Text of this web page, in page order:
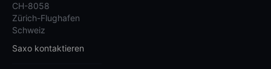
CH-8058
Zürich-Flughafen
Schweiz
Saxo kontaktieren